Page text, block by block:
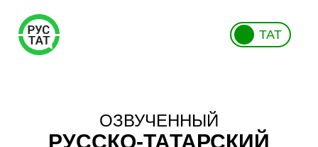
ТАТ
ОЗВУЧЕННЫЙ
РУССКО-ТАТАРСКИЙ